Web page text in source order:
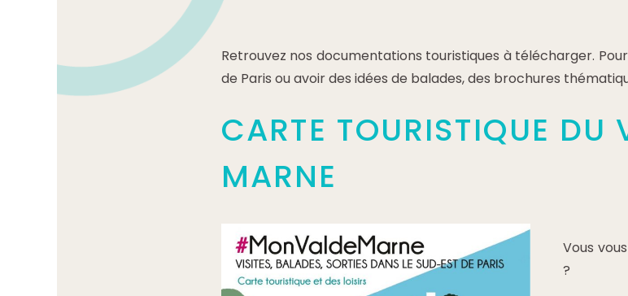
Retrouvez nos documentations touristiques à télécharger.
de Paris ou avoir des idées de balades, des brochures
CARTE TOURISTIQUE
MARNE
Vous
?